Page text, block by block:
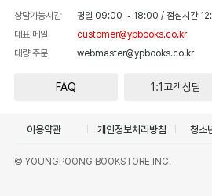
상담가능시간 평일 09:00 ~ 18:00 / 점심시간
대표 메일
customer@ypbooks.co.kr
대량 주문
webmaster@ypbooks.co.kr
FAQ 1:1고객상담
이용약관 개인정보처리방침 청소
© YOUNGPOONG BOOKSTORE INC.